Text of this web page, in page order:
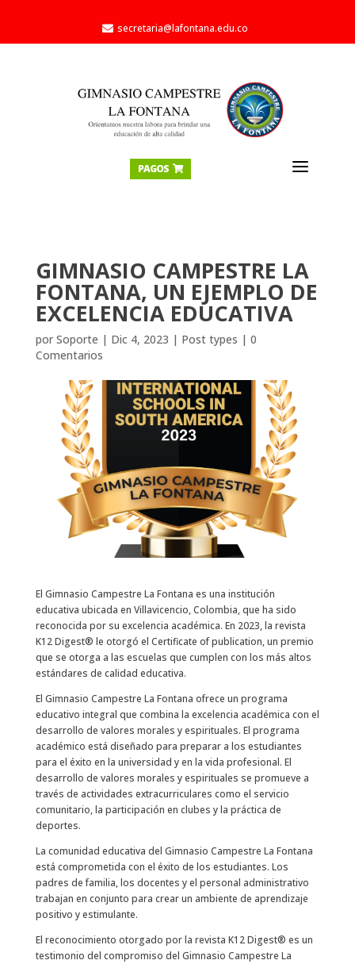
 secretaria@lafontana.edu.co
PAGOS  a
GIMNASIO CAMPESTRE LA
FONTANA, UN EJEMPLO DE
EXCELENCIA EDUCATIVA
por Soporte | Dic 4, 2023 | Post types | 0
Comentarios
El Gimnasio Campestre La Fontana es una institución
educativa ubicada en Villavicencio, Colombia, que ha sido
reconocida por su excelencia académica. En 2023, la revista
K12 Digest®️ le otorgó el Certificate of publication, un premio
que se otorga a las escuelas que cumplen con los más altos
estándares de calidad educativa.
El Gimnasio Campestre La Fontana ofrece un programa
educativo integral que combina la excelencia académica con el
desarrollo de valores morales y espirituales. El programa
académico está diseñado para preparar a los estudiantes
para el éxito en la universidad y en la vida profesional. El
desarrollo de valores morales y espirituales se promueve a
través de actividades extracurriculares como el servicio
comunitario, la participación en clubes y la práctica de
deportes.
La comunidad educativa del Gimnasio Campestre La Fontana
está comprometida con el éxito de los estudiantes. Los
padres de familia, los docentes y el personal administrativo
trabajan en conjunto para crear un ambiente de aprendizaje
positivo y estimulante.
El reconocimiento otorgado por la revista K12 Digest®️ es un
testimonio del compromiso del Gimnasio Campestre La